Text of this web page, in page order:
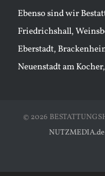
Ebenso sind wir
Friedrichshall,
Eberstadt,
Neuenstadt am Kocher
© 2026
NUTZMEDIA.de